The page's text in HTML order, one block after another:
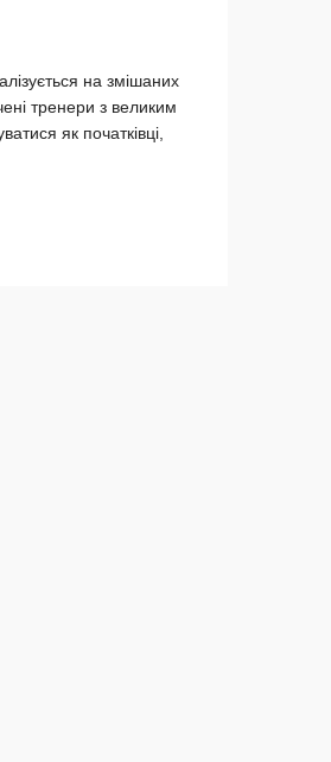
на змішаних
тренери з великим
як початківці,